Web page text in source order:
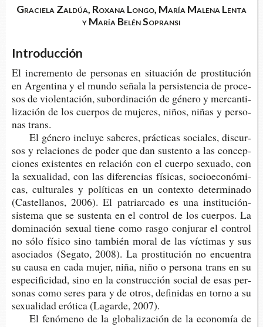
Graciela Zaldúa, Roxana Longo, María Malena Lenta
y María Belén Sopransi
Introducción
El incre­men­to de per­so­nas en situa­ción de pros­ti­tu­ción
en Argen­ti­na y el mundo seña­la la per­sis­ten­cia de pro­ce­
sos de vio­len­ta­ción, subor­di­na­ción de géne­ro y mer­can­ti­
li­za­ción de los cuer­pos de muje­res, niños, niñas y per­so­
nas trans.
El géne­ro inclu­ye sabe­res, prác­ti­cas socia­les, dis­cur­
sos y rela­cio­nes de poder que dan sus­ten­to a las con­cep­
cio­nes exis­ten­tes en rela­ción con el cuer­po sexua­do, con
la sexua­li­dad, con las dife­ren­cias físi­cas, socio­eco­nó­mi­
cas, cul­tu­ra­les y polí­ti­cas en un con­tex­to deter­mi­na­do
(Cas­te­lla­nos, 2006). El patriar­ca­do es una institución-​
sistema que se sus­ten­ta en el con­trol de los cuer­pos. La
domi­na­ción sexual tiene como rasgo con­ju­rar el con­trol
no sólo físi­co sino tam­bién moral de las víc­ti­mas y sus
aso­cia­dos (Sega­to, 2008). La pros­ti­tu­ción no encuen­tra
su causa en cada mujer, niña, niño o per­so­na trans en su
espe­ci­fi­ci­dad, sino en la cons­truc­ción social de esas per­
so­nas como seres para y de otros, defi­ni­das en torno a su
sexua­li­dad eró­ti­ca (Lagar­de, 2007).
El fenó­meno de la glo­ba­li­za­ción de la eco­no­mía de